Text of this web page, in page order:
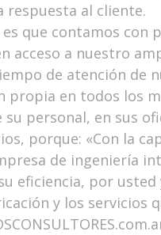
al cliente.
que contamos con
acceso a nuestro
de atención de
propia en todos los
su personal, en sus
porque: «Con la
de ingeniería
eficiencia, por usted
y los servicios